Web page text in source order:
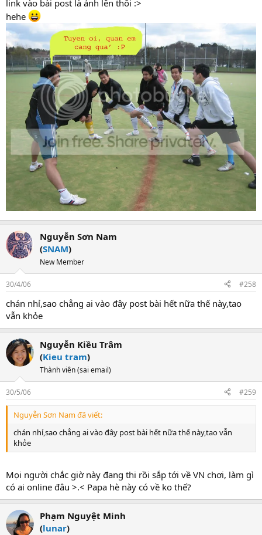
link vào bài post là ảnh lên thôi :>
hehe
Nguyễn Sơn Nam
(SNAM)
New Member
30/4/06 #258
chán nhỉ,sao chẳng ai vào đây post bài hết nữa thế này,tao
vẫn khỏe
Nguyễn Kiều Trâm
(Kieu tram)
Thành viên (sai email)
30/5/06 #259
Nguyễn Sơn Nam đã viết:
chán nhỉ,sao chẳng ai vào đây post bài hết nữa thế này,tao vẫn
khỏe
Mọi người chắc giờ này đang thi rồi sắp tới về VN chơi, làm gì
có ai online đâu >.< Papa hè này có về ko thế?
Phạm Nguyệt Minh
(lunar)